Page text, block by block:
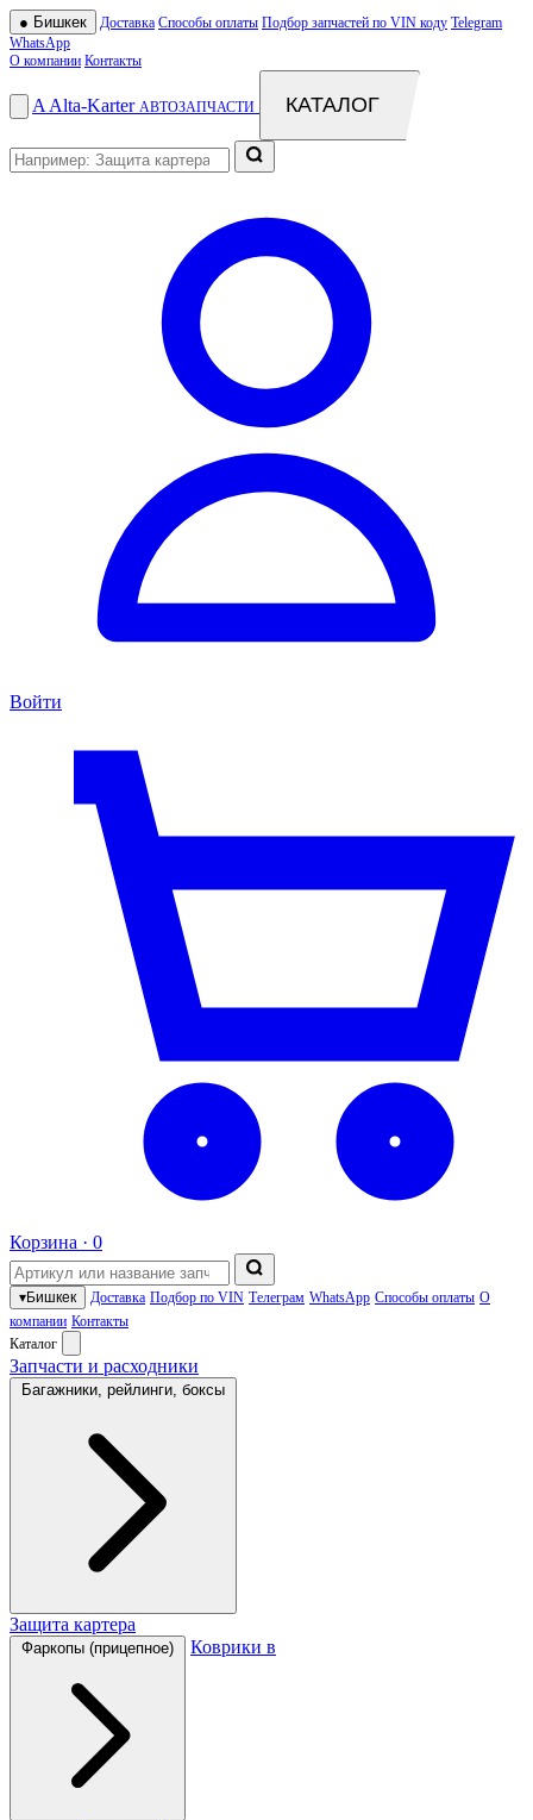
● Бишкек Доставка Способы оплаты Подбор запчастей по VIN коду Telegram
WhatsApp
О компании Контакты
A Alta-Karter АВТОЗАПЧАСТИ КАТАЛОГ
Войти
Корзина · 0
▾Бишкек Доставка Подбор по VIN Телеграм WhatsApp Способы оплаты О
компании Контакты
Каталог
Запчасти и расходники
Багажники, рейлинги, боксы
Защита картера
Фаркопы (прицепное) Коврики в